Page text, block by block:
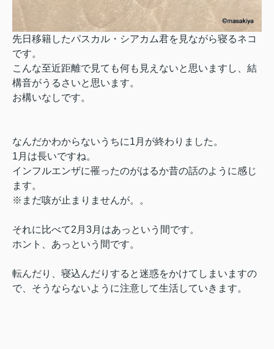
先日移籍したパスカル・シアカム君を見ながら寝るネコ
です。
こんな至近距離で見ても何も見えないと思いますし、結
構音がうるさいと思います。
お構いなしです。
なんだかわからないうちに1月が終わりました。
1月は長いですね。
インフルエンザに罹ったのがはるか昔の話のように感じ
ます。
※まだ咳が止まりませんが。。
それに比べて2月3月はあっという間です。
ホント、あっという間です。
転んだり、寝込んだりすると迷惑をかけてしまいますの
で、そうならないように注意して生活していきます。